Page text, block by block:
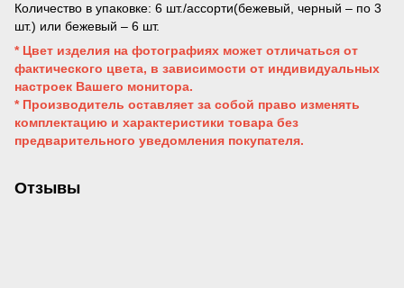
Количество в упаковке: 6 шт./ассорти(бежевый, черный – по 3
шт.) или бежевый – 6 шт.
* Цвет изделия на фотографиях может отличаться от
фактического цвета, в зависимости от индивидуальных
настроек Вашего монитора.
* Производитель оставляет за собой право изменять
комплектацию и характеристики товара без
предварительного уведомления покупателя.
Отзывы